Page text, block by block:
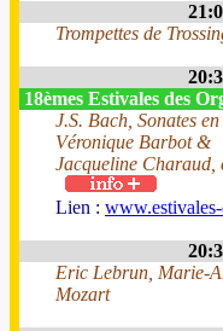
Trompettes de
18èmes Estivales des
J.S. Bach, Sonates
Véronique Barbot &
Jacqueline Charaud,
Lien :
Eric Lebrun, Marie-
Mozart